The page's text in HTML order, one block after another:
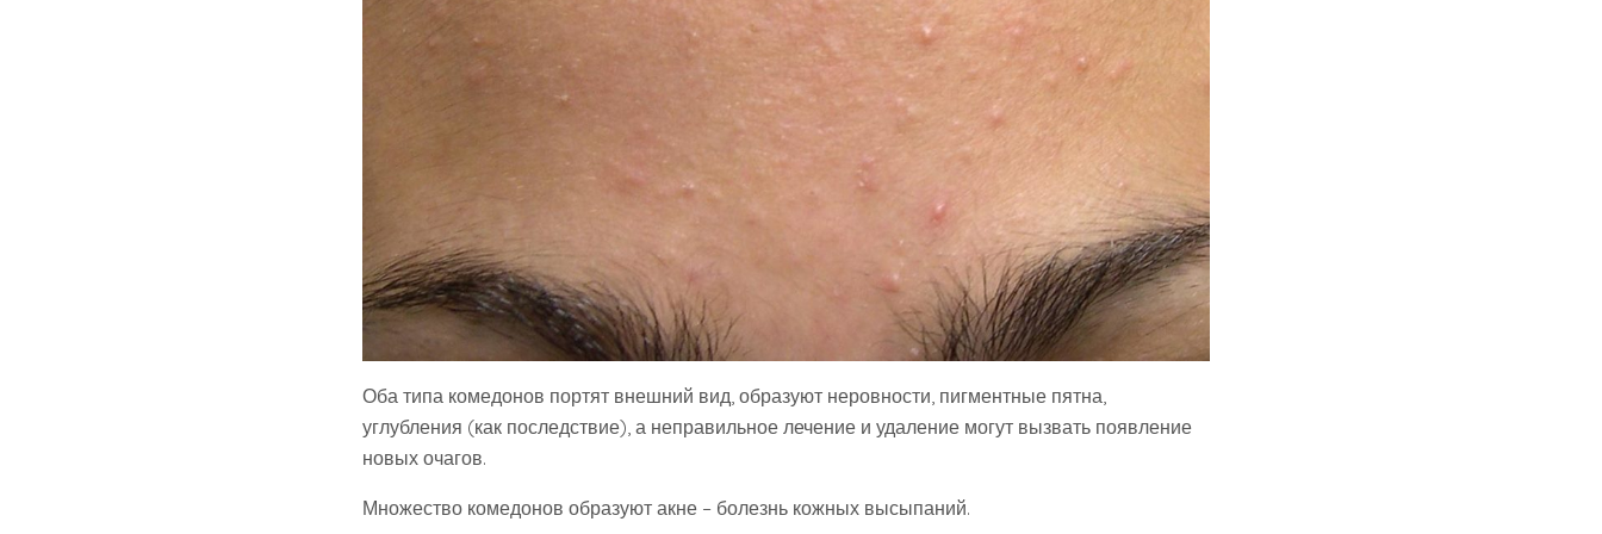
Оба типа комедонов портят внешний вид, образуют неровности, пигментные пятна,
углубления (как последствие), а неправильное лечение и удаление могут вызвать появление
новых очагов.
Множество комедонов образуют акне – болезнь кожных высыпаний.